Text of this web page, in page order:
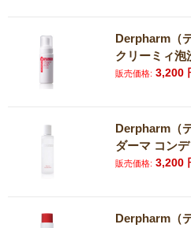
Derpharm（
クリーミィ泡
販売価格: 3,200
Derpharm（
ダーマ コン
販売価格: 3,200
Derpharm（